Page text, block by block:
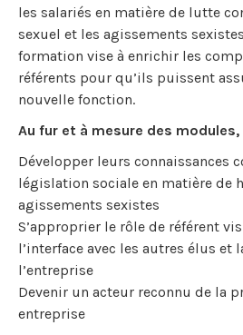
les salariés en matière de lutte
sexuel et les agissements
formation vise à enrichir les
référents pour qu’ils puissent
nouvelle fonction.
Au fur et à mesure des
Développer leurs connaissances
législation sociale en matière de
agissements sexistes
S’approprier le rôle de référent
l’interface avec les autres élus et
l’entreprise
Devenir un acteur reconnu de la
entreprise